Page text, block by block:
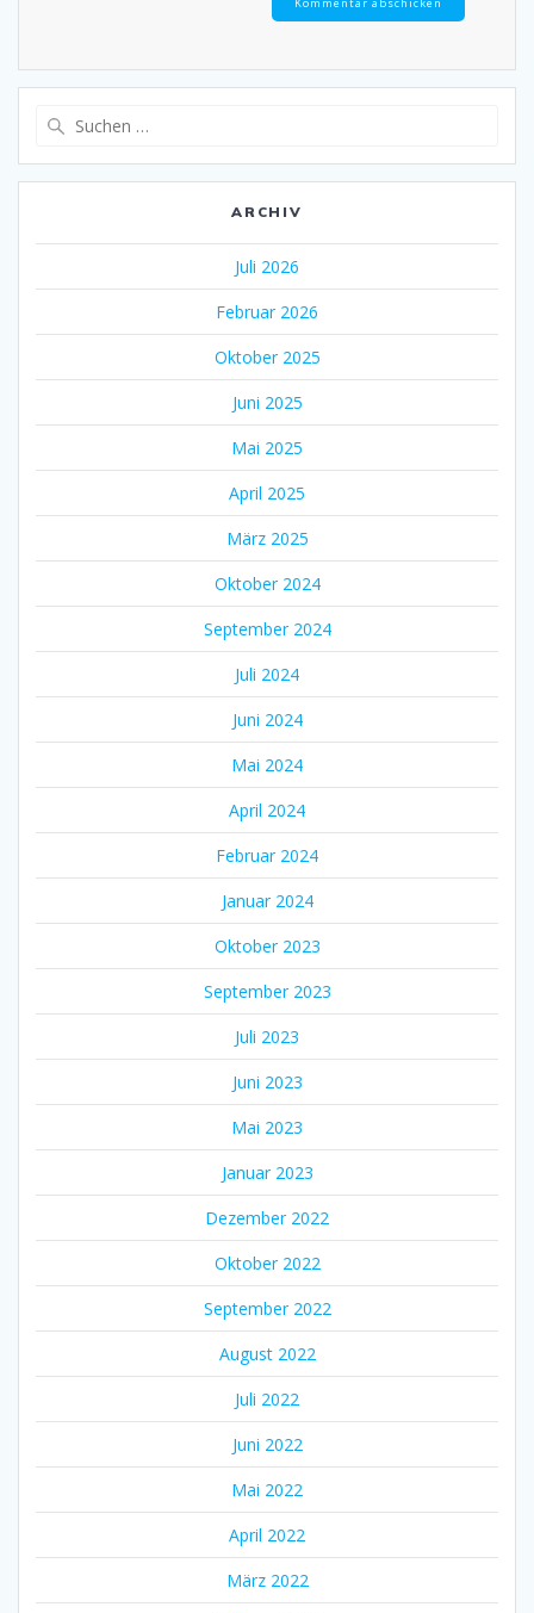
ARCHIV
Juli 2026
Februar 2026
Oktober 2025
Juni 2025
Mai 2025
April 2025
März 2025
Oktober 2024
September 2024
Juli 2024
Juni 2024
Mai 2024
April 2024
Februar 2024
Januar 2024
Oktober 2023
September 2023
Juli 2023
Juni 2023
Mai 2023
Januar 2023
Dezember 2022
Oktober 2022
September 2022
August 2022
Juli 2022
Juni 2022
Mai 2022
April 2022
März 2022